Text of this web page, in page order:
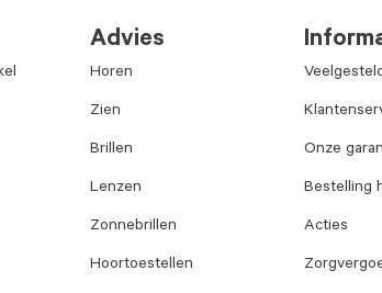
Advies
Horen
Zien
Brillen
Lenzen
Zonnebrillen
Hoortoestellen
Onze
Bestelling
Acties